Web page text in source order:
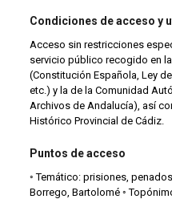
Condiciones de acceso y
Acceso sin restricciones
servicio público recogido en
(Constitución Española, Ley
etc.) y la de la Comunidad
Archivos de Andalucía), así
Histórico Provincial de Cádiz.
Puntos de acceso
◦ Temático: prisiones,
Borrego, Bartolomé ◦